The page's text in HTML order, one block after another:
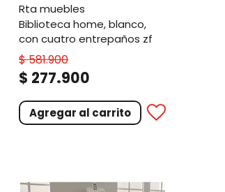
rta muebles
biblioteca home, blanco,
con cuatro entrepaños zf
$581.900
$ 277.900
Agregar al carrito